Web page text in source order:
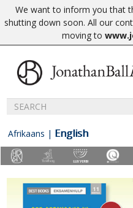
We want to inform you that
shutting down soon. All our
moving to
Afrikaans | English